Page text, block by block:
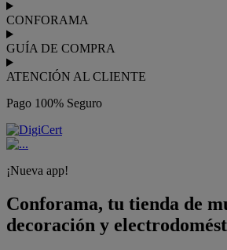
CONFORAMA
GUÍA DE COMPRA
ATENCIÓN AL CLIENTE
Pago 100% Seguro
¡Nueva app!
Conforama, tu tienda de
decoración y